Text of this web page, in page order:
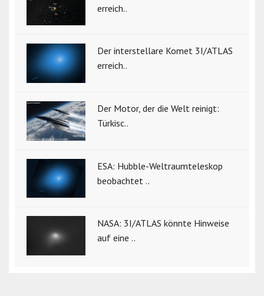
erreich..
Der interstellare Komet 3I/ATLAS
erreich..
Der Motor, der die Welt reinigt:
Türkisc..
ESA: Hubble-Weltraumteleskop
beobachtet ..
NASA: 3I/ATLAS könnte Hinweise
auf eine ..